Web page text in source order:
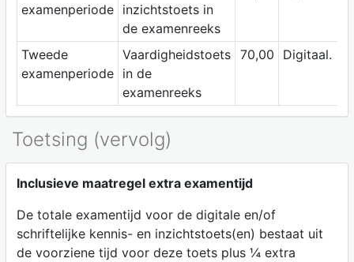
examenperiode
inzichtstoets in
de examenreeks
Tweede
examenperiode
Vaardigheidstoets
in de
examenreeks
70,00 Digitaal.
Toetsing (vervolg)
Inclusieve maatregel extra examentijd
De totale examentijd voor de digitale en/of
schriftelijke kennis- en inzichtstoets(en) bestaat uit
de voorziene tijd voor deze toets plus ¼ extra